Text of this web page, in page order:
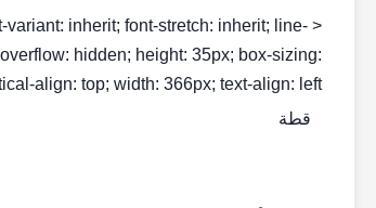
variant: inherit; font-stretch: inherit; line-
hidden; height: 35px; box-sizing:
align: top; width: 366px; text-align: left;">
قطة